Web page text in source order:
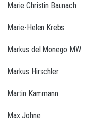
Marie Christin Baunach
Marie-Helen Krebs
Markus del Monego MW
Markus Hirschler
Martin Kammann
Max Johne